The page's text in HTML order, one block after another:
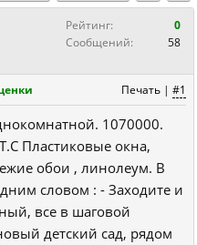
Рейтинг:
0
Сообщений:
58
Печать | #1
1070000.
Пластиковые окна,
обои , линолеум. В
словом : - Заходите и
все в шаговой
детский сад, рядом